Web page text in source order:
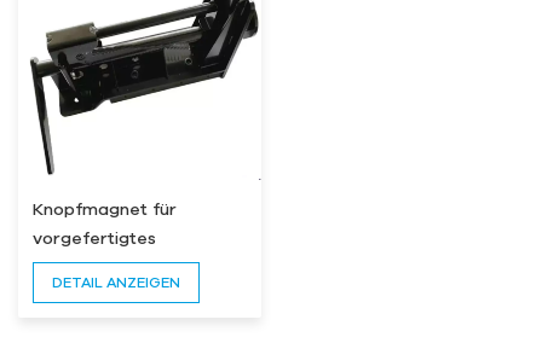
Knopfmagnet für
vorgefertigtes
Schalungssystem mit
DETAIL ANZEIGEN